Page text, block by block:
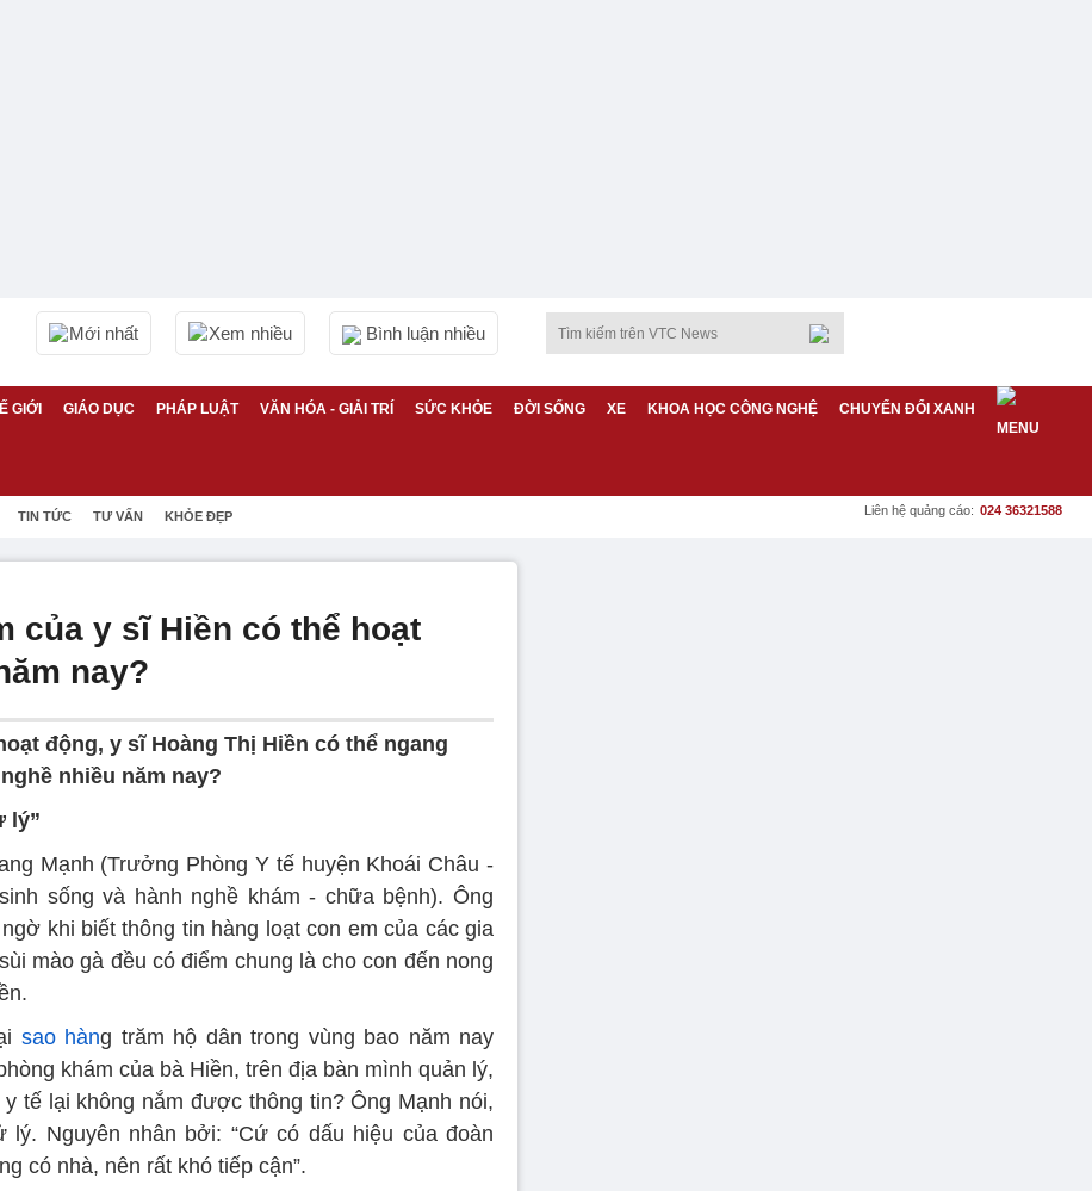
Mới nhất Xem nhiều Bình luận nhiều
GIỚI GIÁO DỤC PHÁP LUẬT VĂN HÓA - GIẢI TRÍ SỨC KHỎE ĐỜI SỐNG XE KHOA HỌC CÔNG NGHỆ CHUYỂN ĐỔI XANH
TIN TỨC TƯ VẤN KHỎE ĐẸP Liên hệ quảng cáo: 024 36321588
của y sĩ Hiền có thể hoạt
nay?
động, y sĩ Hoàng Thị Hiền có thể ngang
nhiều năm nay?
lý”
Mạnh (Trưởng Phòng Y tế huyện Khoái Châu -
sống và hành nghề khám - chữa bệnh). Ông
khi biết thông tin hàng loạt con em của các gia
mào gà đều có điểm chung là cho con đến nong
sao hàng trăm hộ dân trong vùng bao năm nay
khám của bà Hiền, trên địa bàn mình quản lý,
tế lại không nắm được thông tin? Ông Mạnh nói,
Nguyên nhân bởi: “Cứ có dấu hiệu của đoàn
có nhà, nên rất khó tiếp cận”.